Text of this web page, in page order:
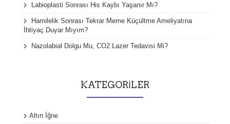
Labioplasti Sonrası His Kaybı Yaşanır Mı?
Hamilelik Sonrası Tekrar Meme Küçültme Ameliyatına
İhtiyaç Duyar Mıyım?
Nazolabial Dolgu Mu, CO2 Lazer Tedavisi Mi?
KATEGORILER
Altın İğne